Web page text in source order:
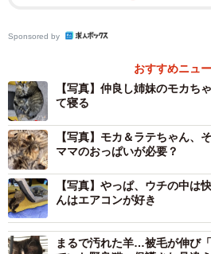
大きくなってもお母さんの母乳がお気に入
Sponsored by
おすすめニュ
【写真】仲良し姉妹のモカち
て寝る
【写真】モカ＆ラテちゃん、
ママのおっぱいが必要？
【写真】やっぱ、ウチの中
んはエアコンが好き
まるで汚れた羊…被毛が伸び